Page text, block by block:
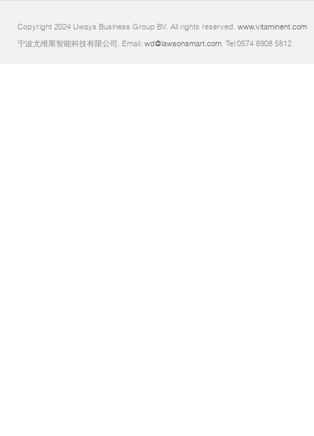
Copyright 2024 Uways Business Group BV. All rights reserved. www.vitaminent.com
宁波尤维斯智能科技有限公司. Email: wd@lawsonsmart.com. Tel:0574 8908 5812